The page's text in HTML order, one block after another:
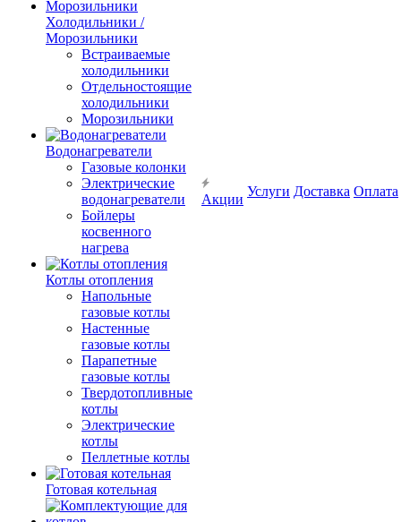
Холодильники /
Морозильники
Встраиваемые
холодильники
Отдельностоящие
холодильники
Морозильники
Водонагреватели
Газовые колонки
Электрические
водонагреватели
Бойлеры
косвенного
нагрева
Котлы отопления
Напольные
газовые котлы
Настенные
газовые котлы
Парапетные
газовые котлы
Твердотопливные
котлы
Электрические
котлы
Пеллетные котлы
Готовая котельная
Акции
Услуги Доставка Оплата